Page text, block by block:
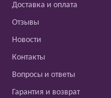
Доставка и оплата
Отзывы
Новости
Контакты
Вопросы и ответы
Гарантия и возврат